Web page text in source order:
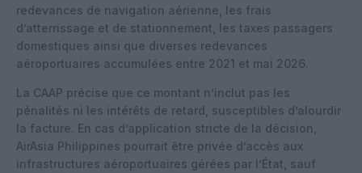
redevances de navigation aérienne, les frais
d’atterrissage et de stationnement, les taxes passagers
domestiques ainsi que diverses redevances
aéroportuaires accumulées entre 2021 et mai 2026.
La CAAP précise que ce montant n’inclut pas les
pénalités ni les intérêts de retard, susceptibles d’alourdir
la facture. En cas d’application stricte de la décision,
AirAsia Philippines pourrait être privée d’accès aux
infrastructures aéroportuaires gérées par l’État, sauf